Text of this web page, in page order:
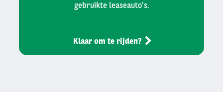
gebruikte leaseauto's.
Klaar om te rijden?